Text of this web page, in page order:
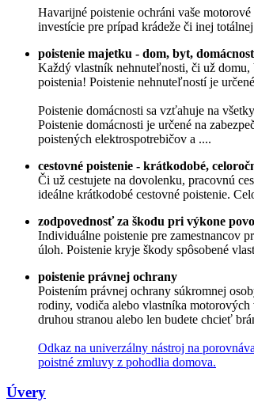
Havarijné poistenie ochráni vaše
investície pre prípad krádeže či inej
poistenie majetku - dom, byt,
Každý vlastník nehnuteľnosti, či už domu,
poistenia! Poistenie nehnuteľností je
Poistenie domácnosti sa vzťahuje na
Poistenie domácnosti je určené na
poistených elektrospotrebičov a ....
cestovné poistenie - krátkodobé,
Či už cestujete na dovolenku, pracovnú
ideálne krátkodobé cestovné poistenie.
zodpovednosť za škodu pri výkone
Individuálne poistenie pre zamestnancov
úloh. Poistenie kryje škody spôsobené
poistenie právnej ochrany
Poistením právnej ochrany súkromnej
rodiny, vodiča alebo vlastníka
druhou stranou alebo len budete chcieť
Odkaz na univerzálny nástroj na
poistné zmluvy z pohodlia domova.
Úvery